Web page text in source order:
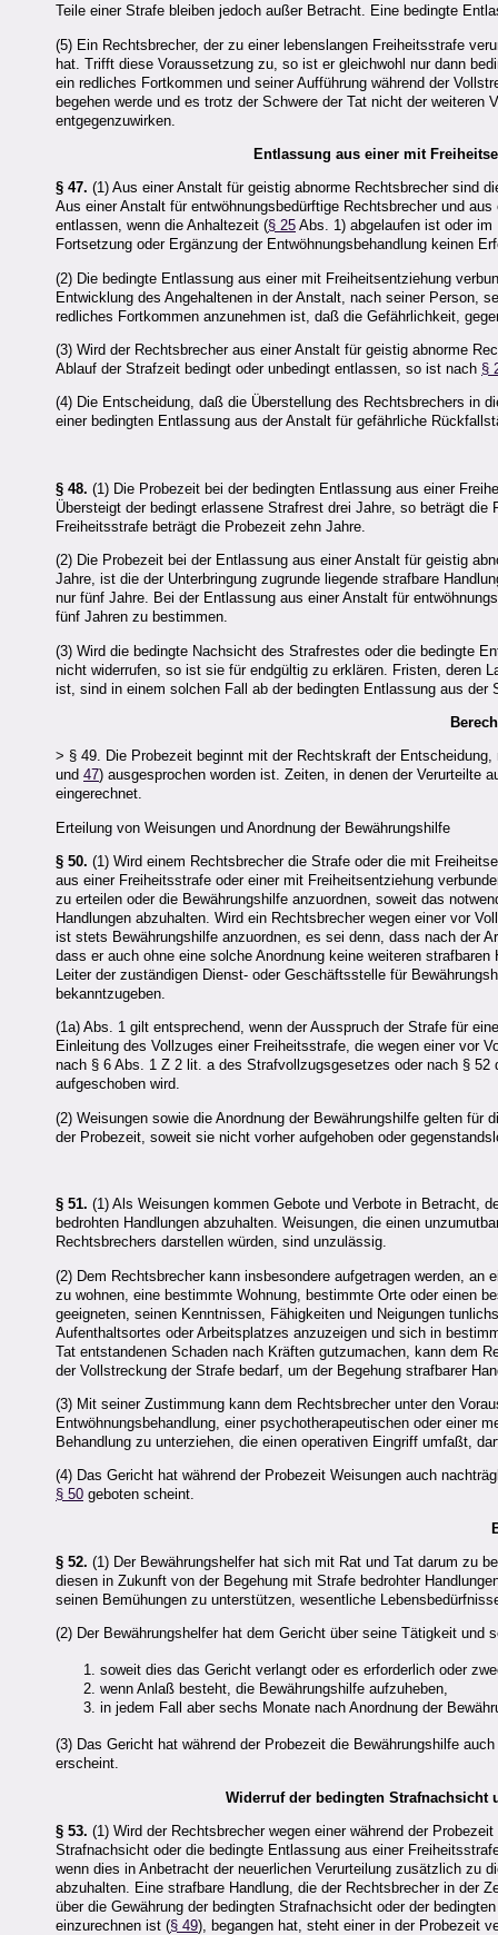
Teile einer Strafe bleiben jedoch außer Betracht. Eine bedingte
(5) Ein Rechtsbrecher, der zu einer lebenslangen Freiheitsstrafe
hat. Trifft diese Voraussetzung zu, so ist er gleichwohl nur dann
ein redliches Fortkommen und seiner Aufführung während der
begehen werde und es trotz der Schwere der Tat nicht der
entgegenzuwirken.
Entlassung aus einer mit
§ 47. (1) Aus einer Anstalt für geistig abnorme Rechtsbrecher sind
Aus einer Anstalt für entwöhnungsbedürftige Rechtsbrecher und
entlassen, wenn die Anhaltezeit (§ 25 Abs. 1) abgelaufen ist oder im
Fortsetzung oder Ergänzung der Entwöhnungsbehandlung keinen
(2) Die bedingte Entlassung aus einer mit Freiheitsentziehung
Entwicklung des Angehaltenen in der Anstalt, nach seiner Person,
redliches Fortkommen anzunehmen ist, daß die Gefährlichkeit,
(3) Wird der Rechtsbrecher aus einer Anstalt für geistig abnorme
Ablauf der Strafzeit bedingt oder unbedingt entlassen, so ist nach §
(4) Die Entscheidung, daß die Überstellung des Rechtsbrechers in
einer bedingten Entlassung aus der Anstalt für gefährliche
§ 48. (1) Die Probezeit bei der bedingten Entlassung aus einer
Übersteigt der bedingt erlassene Strafrest drei Jahre, so beträgt
Freiheitsstrafe beträgt die Probezeit zehn Jahre.
(2) Die Probezeit bei der Entlassung aus einer Anstalt für geistig
Jahre, ist die der Unterbringung zugrunde liegende strafbare
nur fünf Jahre. Bei der Entlassung aus einer Anstalt für
fünf Jahren zu bestimmen.
(3) Wird die bedingte Nachsicht des Strafrestes oder die bedingte
nicht widerrufen, so ist sie für endgültig zu erklären. Fristen, deren
ist, sind in einem solchen Fall ab der bedingten Entlassung aus
> § 49. Die Probezeit beginnt mit der Rechtskraft der
und 47) ausgesprochen worden ist. Zeiten, in denen der Verurteilte
eingerechnet.
Erteilung von Weisungen und Anordnung der Bewährungshilfe
§ 50. (1) Wird einem Rechtsbrecher die Strafe oder die mit
aus einer Freiheitsstrafe oder einer mit Freiheitsentziehung
zu erteilen oder die Bewährungshilfe anzuordnen, soweit das
Handlungen abzuhalten. Wird ein Rechtsbrecher wegen einer vor
ist stets Bewährungshilfe anzuordnen, es sei denn, dass nach der
dass er auch ohne eine solche Anordnung keine weiteren
Leiter der zuständigen Dienst- oder Geschäftsstelle für
bekanntzugeben.
(1a) Abs. 1 gilt entsprechend, wenn der Ausspruch der Strafe für
Einleitung des Vollzuges einer Freiheitsstrafe, die wegen einer vor
nach § 6 Abs. 1 Z 2 lit. a des Strafvollzugsgesetzes oder nach §
aufgeschoben wird.
(2) Weisungen sowie die Anordnung der Bewährungshilfe gelten
der Probezeit, soweit sie nicht vorher aufgehoben oder
§ 51. (1) Als Weisungen kommen Gebote und Verbote in Betracht,
bedrohten Handlungen abzuhalten. Weisungen, die einen
Rechtsbrechers darstellen würden, sind unzulässig.
(2) Dem Rechtsbrecher kann insbesondere aufgetragen werden,
zu wohnen, eine bestimmte Wohnung, bestimmte Orte oder einen
geeigneten, seinen Kenntnissen, Fähigkeiten und Neigungen
Aufenthaltsortes oder Arbeitsplatzes anzuzeigen und sich in
Tat entstandenen Schaden nach Kräften gutzumachen, kann dem
der Vollstreckung der Strafe bedarf, um der Begehung strafbarer
(3) Mit seiner Zustimmung kann dem Rechtsbrecher unter den
Entwöhnungsbehandlung, einer psychotherapeutischen oder einer
Behandlung zu unterziehen, die einen operativen Eingriff umfaßt,
(4) Das Gericht hat während der Probezeit Weisungen auch
§ 50 geboten scheint.
§ 52. (1) Der Bewährungshelfer hat sich mit Rat und Tat darum zu
diesen in Zukunft von der Begehung mit Strafe bedrohter
seinen Bemühungen zu unterstützen, wesentliche
(2) Der Bewährungshelfer hat dem Gericht über seine Tätigkeit und
soweit dies das Gericht verlangt oder es erforderlich oder
wenn Anlaß besteht, die Bewährungshilfe aufzuheben,
in jedem Fall aber sechs Monate nach Anordnung der
(3) Das Gericht hat während der Probezeit die Bewährungshilfe
erscheint.
Widerruf der bedingten
§ 53. (1) Wird der Rechtsbrecher wegen einer während der
Strafnachsicht oder die bedingte Entlassung aus einer
wenn dies in Anbetracht der neuerlichen Verurteilung zusätzlich zu
abzuhalten. Eine strafbare Handlung, die der Rechtsbrecher in der
über die Gewährung der bedingten Strafnachsicht oder der
einzurechnen ist (§ 49), begangen hat, steht einer in der Probezeit